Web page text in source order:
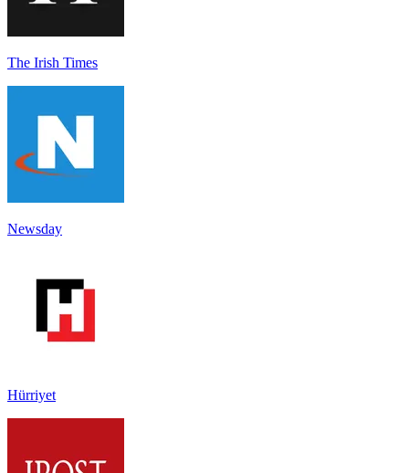
The Irish Times
Newsday
Hürriyet